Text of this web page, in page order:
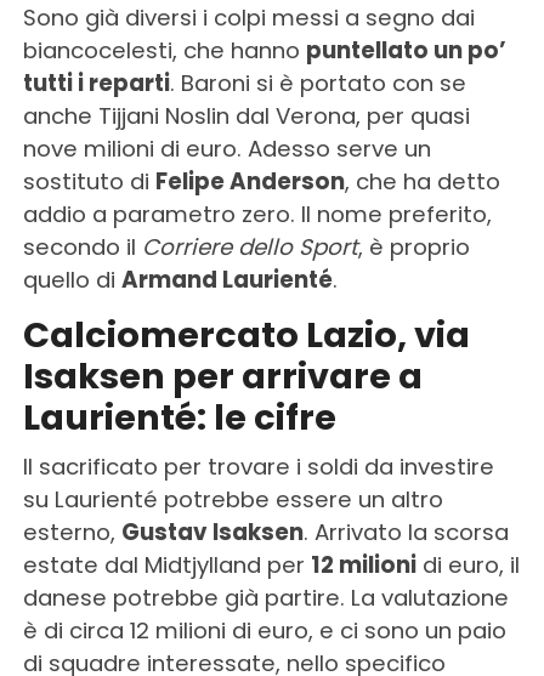
Sono già diversi i colpi messi a segno dai
biancocelesti, che hanno puntellato un po’
tutti i reparti. Baroni si è portato con se
anche Tijjani Noslin dal Verona, per quasi
nove milioni di euro. Adesso serve un
sostituto di Felipe Anderson, che ha detto
addio a parametro zero. Il nome preferito,
secondo il Corriere dello Sport, è proprio
quello di Armand Laurienté.
Calciomercato Lazio, via
Isaksen per arrivare a
Laurienté: le cifre
Il sacrificato per trovare i soldi da investire
su Laurienté potrebbe essere un altro
esterno, Gustav Isaksen. Arrivato la scorsa
estate dal Midtjylland per 12 milionidi euro, il
danese potrebbe già partire. La valutazione
è di circa 12 milioni di euro, e ci sono un paio
di squadre interessate, nello specifico